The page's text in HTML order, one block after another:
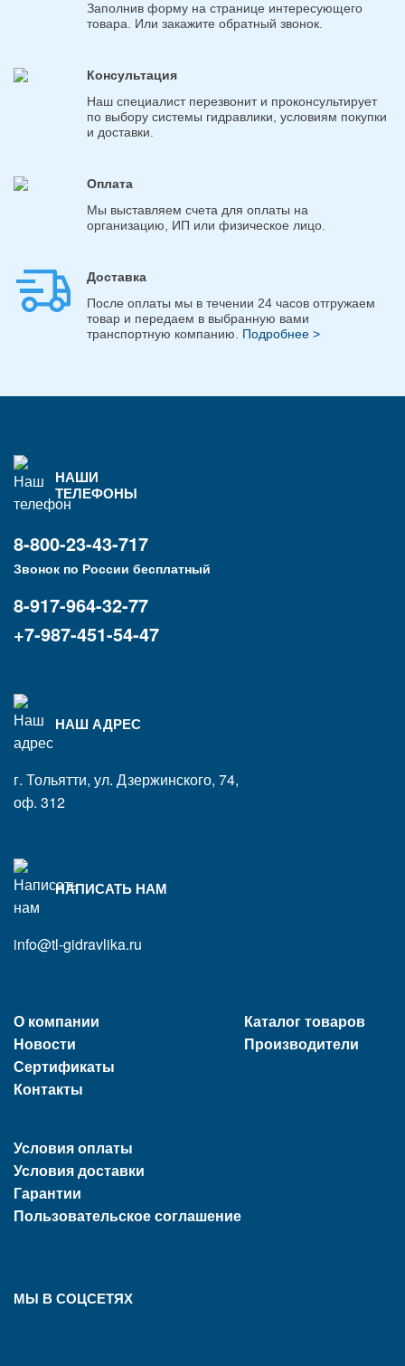
Заполнив форму на странице интересующего
товара. Или закажите обратный звонок.
Консультация
Наш специалист перезвонит и проконсультирует
по выбору системы гидравлики, условиям покупки
и доставки.
Оплата
Мы выставляем счета для оплаты на
организацию, ИП или физическое лицо.
Доставка
После оплаты мы в течении 24 часов отгружаем
товар и передаем в выбранную вами
транспортную компанию. Подробнее >
НАШИ
ТЕЛЕФОНЫ
8-800-23-43-717
Звонок по России бесплатный
8-917-964-32-77
+7-987-451-54-47
НАШ АДРЕС
г. Тольятти, ул. Дзержинского, 74,
оф. 312
НАПИСАТЬ НАМ
info@tl-gidravlika.ru
О компании
Новости
Сертификаты
Контакты
Условия оплаты
Условия доставки
Гарантии
Пользовательское соглашение
Каталог товаров
Производители
МЫ В СОЦСЕТЯХ